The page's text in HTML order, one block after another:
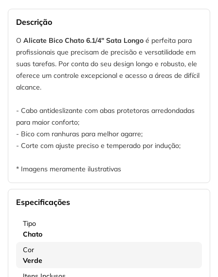
Descrição
O Alicate Bico Chato 6.1/4" Sata Longo é perfeita para
profissionais que precisam de precisão e versatilidade em
suas tarefas. Por conta do seu design longo e robusto, ele
oferece um controle excepcional e acesso a áreas de difícil
alcance.
- Cabo antideslizante com abas protetoras arredondadas
para maior conforto;
- Bico com ranhuras para melhor agarre;
- Corte com ajuste preciso e temperado por indução;
* Imagens meramente ilustrativas
Especificações
Tipo
Chato
Cor
Verde